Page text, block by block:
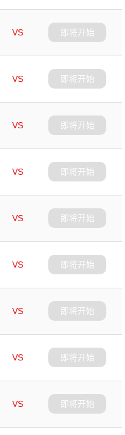
VS
即将开始
VS
即将开始
VS
即将开始
VS
即将开始
VS
即将开始
VS
即将开始
VS
即将开始
VS
即将开始
VS
即将开始